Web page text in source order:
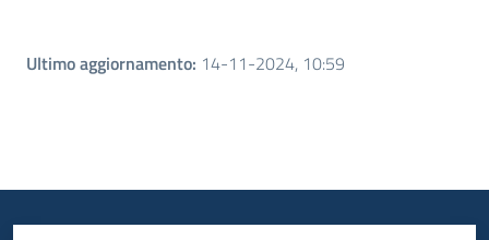
Ultimo aggiornamento: 14-11-2024, 10:59